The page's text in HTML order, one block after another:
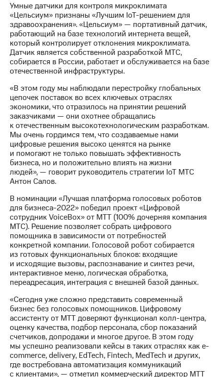
Документы
ПАО
"МТС"
Собрания
акционеров
Личный
кабинет
акционера
капитал
Контроль
и
аудит
Рынок
акций
Описание
Программа
приобретения
Порядок
акций
Дивиденды
Рынок
облигаций
Описание
Еврооблигации-2023
Уведомление
о
погашении
облигаций
Другое
Регистратор
Реквизиты
Контакты
развитие
деловая этика
Умные датчики для контроля микроклимата
«Цельсиум» признаны «Лучшим IoT-решением для
здравоохранения». «Цельсиум» — портативный датчик,
работающий на базе технологий интернета вещей,
который контролирует отклонения микроклимата.
Датчик является собственной разработкой МТС,
собирается в России, работает и обслуживается на базе
отечественной инфраструктуры.
«В этом году мы наблюдали перестройку глобальных
цепочек поставок во всех ключевых отраслях
экономики, что отразилось на принятии решений
заказчиками — они охотнее обращались
к отечественным высокотехнологическим разработкам.
Мы очень гордимся тем, что создаваемые нами
цифровые решения высоко ценятся на рынке
и помогают не только повышать эффективность
бизнеса, но и положительно влиять на жизни
людей», — говорит руководитель стратегии IoT МТС
Антон Салов.
В номинации «Лучшая платформа голосовых роботов
для бизнеса-2022» победил проект «Цифровой
сотрудник VoiceBox» от МТТ (100% дочерняя компания
МТС). Решение позволяет собрать цифрового
помощника в зависимости от потребностей
конкретной компании. Голосовой робот собирается
из готовых функциональных блоков: входящие
и исходящие вызовы, распознавание и синтез речи,
интерактивное меню, логическая обработка,
переадресация, интеграция с внешней базой данных.
«Сегодня уже сложно представить современный
бизнес без голосовых помощников. Цифровому
ассистенту от МТТ доверяют функционал колл-центра,
оценку качества, подбор персонала, сбор показаний
счетчиков, допродажи и многое другое. В этом году
мы успешно реализовали кейсы в таких отраслях как e-
commerce, delivery, EdTech, Fintech, MedTech и других,
где востребована автоматизация коммуникаций
с клиентами», — отметил коммерческий директор МТТ